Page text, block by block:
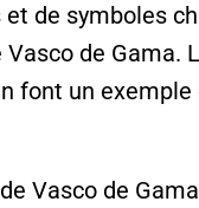
de symboles
Vasco de
font un
Vasco de